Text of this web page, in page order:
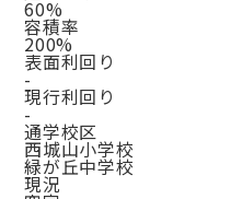
60%
容積率
200%
表面利回り
-
現行利回り
-
通学校区
西城山小学校
緑が丘中学校
現況